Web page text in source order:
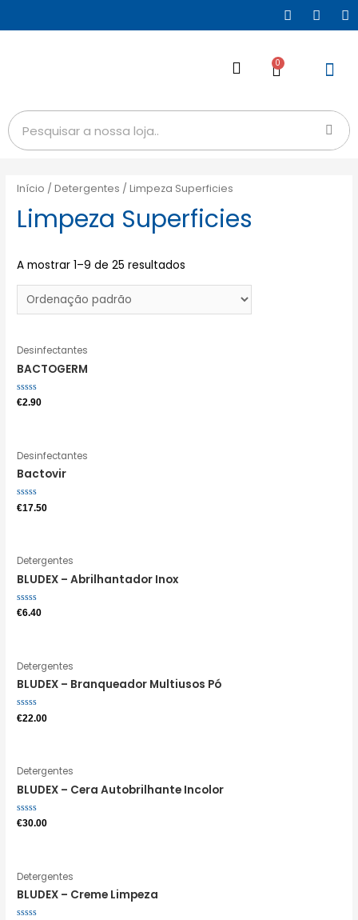
0
Início /Detergentes / Limpeza Superficies
Limpeza Superficies
A mostrar 1–9 de 25 resultados
Desinfectantes
BACTOGERM
Avaliação
€2.90
Desinfectantes
Bactovir
Avaliação
0
€17.50
Detergentes
BLUDEX – Abrilhantador Inox
Avaliação
€6.40
Detergentes
BLUDEX – Branqueador Multiusos Pó
Avaliação
0
€22.00
Detergentes
BLUDEX – Cera Autobrilhante Incolor
Avaliação
€30.00
Detergentes
BLUDEX – Creme Limpeza